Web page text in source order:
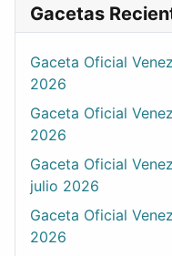
Gacetas
Gaceta Oficial
2026
Gaceta Oficial
2026
Gaceta Oficial
julio 2026
Gaceta Oficial
2026